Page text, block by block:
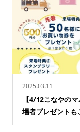
2025.03.11
【4/12こなやの
場者プレゼントも